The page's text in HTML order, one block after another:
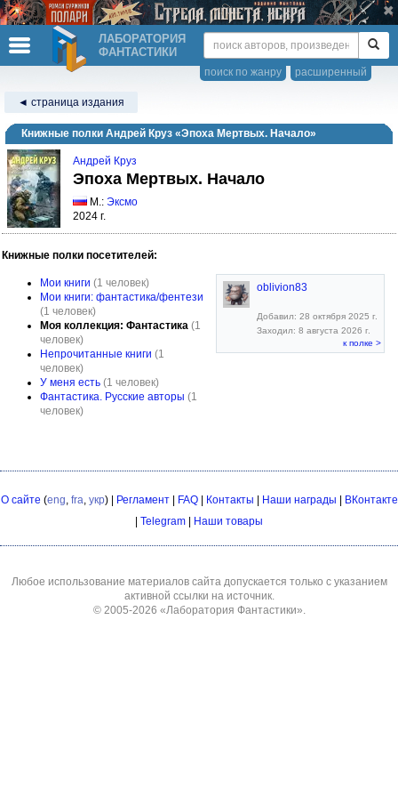
ЛАБОРАТОРИЯ
ФАНТАСТИКИ
расширенный
поиск по жанру
◄ страница издания
Книжные полки Андрей Круз «Эпоха Мертвых. Начало»
Андрей Круз
Эпоха Мертвых. Начало
М.: Эксмо
2024 г.
Книжные полки посетителей:
Мои книги (1 человек)
Мои книги: фантастика/фентези
(1 человек)
Моя коллекция: Фантастика (1
человек)
Непрочитанные книги (1
человек)
У меня есть (1 человек)
Фантастика. Русские авторы (1
человек)
oblivion83
Добавил: 28 октября 2025 г.
Заходил: 8 августа 2026 г.
к полке >
О сайте (eng, fra, укр) | Регламент| FAQ| Контакты Наши награды
ВКонтакте
Telegram Наши товары
Любое использование материалов сайта допускается только с указанием
активной ссылки на источник.
© 2005-2026 «Лаборатория Фантастики».